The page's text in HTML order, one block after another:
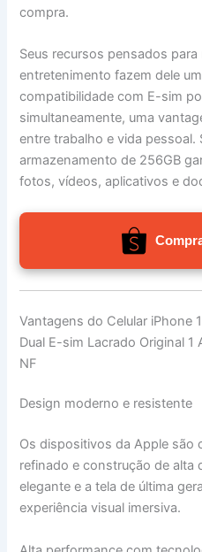
compra.
Seus recursos pensados
entretenimento fazem dele
compatibilidade com E-sim
simultaneamente, uma
entre trabalho e vida pessoal.
armazenamento de 256GB
fotos, vídeos, aplicativos e
Vantagens do Celular iPhone
Dual E-sim Lacrado Original
NF
Design moderno e resistente
Os dispositivos da Apple são
refinado e construção de alta
elegante e a tela de última
experiência visual imersiva.